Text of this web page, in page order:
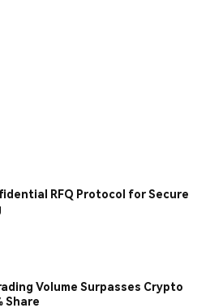
RFQ Protocol for Secure
Volume Surpasses Crypto
Share